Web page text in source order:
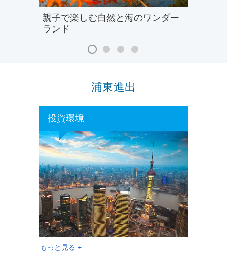
親子で楽しむ自然と海のワンダー
ランド
浦東進出
投資環境
もっと見る +